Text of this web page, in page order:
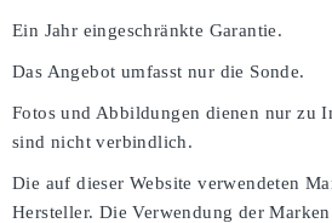
Ein Jahr eingeschränkte Garantie.
Das Angebot umfasst nur die Sonde.
Fotos und Abbildungen dienen nur zu
sind nicht verbindlich.
Die auf dieser Website verwendeten
Hersteller. Die Verwendung der